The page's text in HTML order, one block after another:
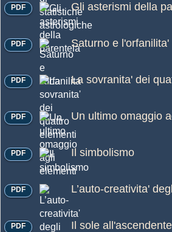
Gli asterismi della
PDF
Saturno e l'orfanilita'
PDF
La sovranita' dei
PDF
Un ultimo omaggio
PDF
Il simbolismo
PDF
L’auto-creativita'
PDF
Il sole all'ascendente
PDF